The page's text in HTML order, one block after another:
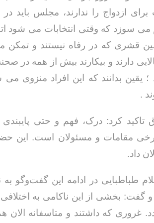
برای ازدواج را ندارند، مجلس
می سوزد که وقتی انتخابات می شود
قشری که در رفاه نیستند و تمکن
دارند و بیکارند بیش از همه در
؛ یقین بدانند که این افراد منزوی
.
تاکید کرد: درک، فهم و حتی
مقامات و مسئولان است. این
داد.
طباطبایی در ادامه این گفت‌وگو به
گفت: بخشی از این ناکامی به اختلافی
غروری که داشتند و متاسفانه الان
خداحافظ رزمنده /
و صمیمیت به
دفاع مقدس /
حسن دشتی